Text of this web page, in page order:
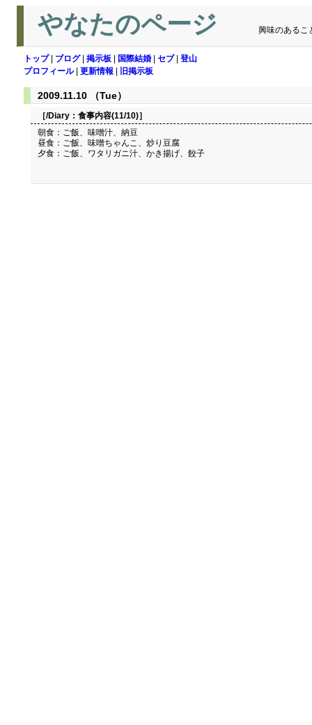
やなたのページ 興味のあるこ
トップ| ブログ| 掲示板 国際結婚 セブ| 登山
プロフィール| 更新情報 旧掲示板
2009.11.10 （Tue）
［/Diary： 食事内容(11/10)］
朝食：ご飯、味噌汁、納豆
昼食：ご飯、味噌ちゃんこ、炒り豆腐
夕食：ご飯、ワタリガニ汁、かき揚げ、餃子